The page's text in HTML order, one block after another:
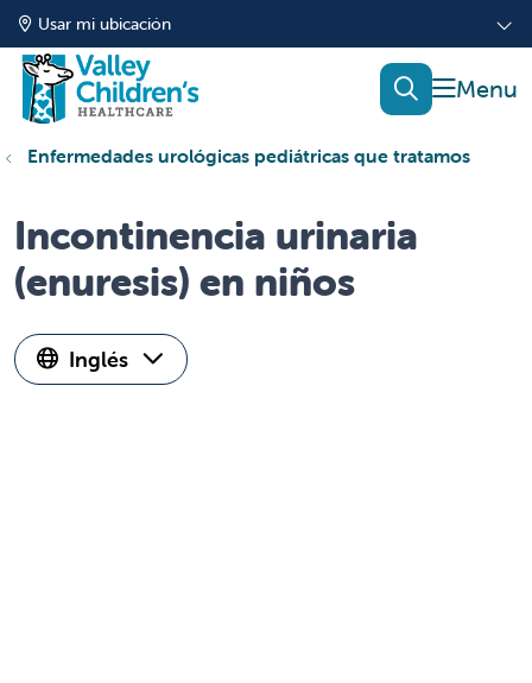
Usar mi ubicación
mostrar
buscar
Enfermedades urológicas pediátricas que tratamos
Incontinencia urinaria
(enuresis) en niños
Inglés